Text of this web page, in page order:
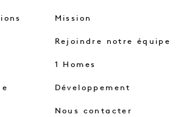
Mission
Rejoindre notre équipe
1 Homes
Développement
Nous contacter